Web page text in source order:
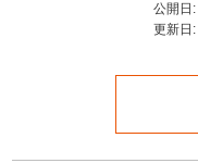
公開日:
更新日: